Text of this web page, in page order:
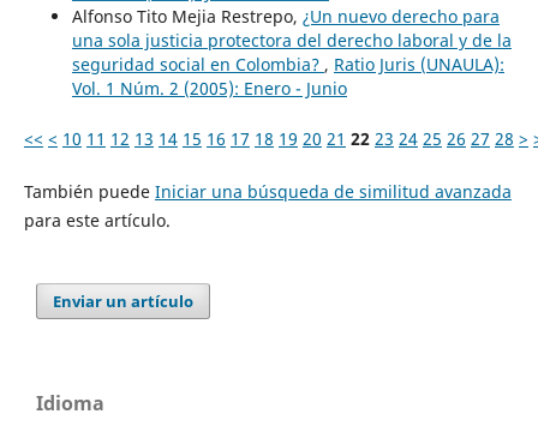
Alfonso Tito Mejia Restrepo, ¿Un nuevo derecho para
una sola justicia protectora del derecho laboral y de la
seguridad social en Colombia? , Ratio Juris (UNAULA):
Vol. 1 Núm. 2 (2005): Enero - Junio
<< < 10 11 12 13 14 15 16 17 18 19 20 21 22 23 24 25 26 27 28 >
También puede Iniciar una búsqueda de similitud avanzada
para este artículo.
Enviar un artículo
Idioma